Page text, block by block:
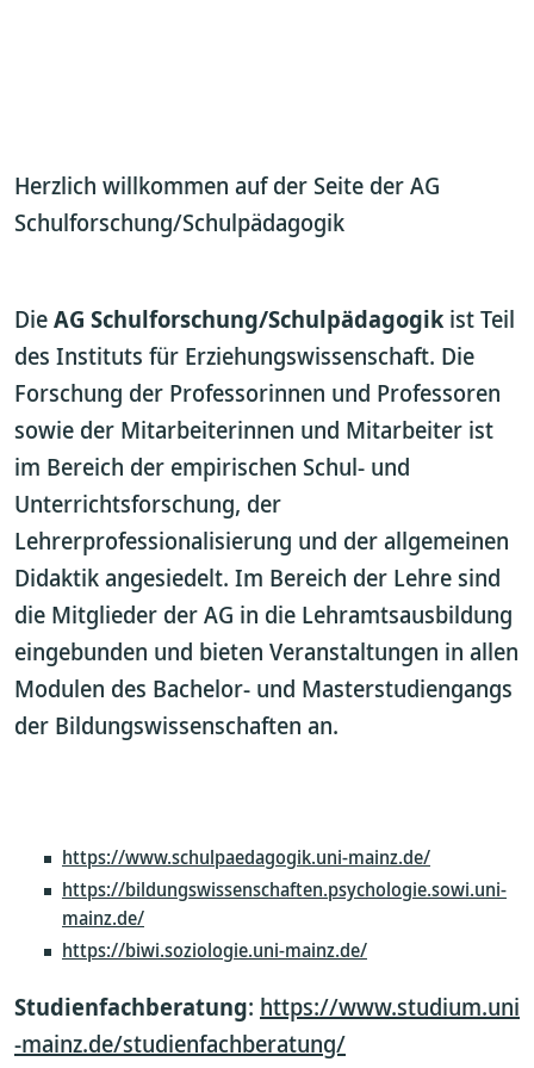
Herzlich willkommen auf der Seite der AG
Schulforschung/Schulpädagogik
DieAG Schulforschung/Schulpädagogik ist Teil
des Instituts für Erziehungswissenschaft. Die
Forschung der Professorinnen und Professoren
sowie der Mitarbeiterinnen und Mitarbeiter ist
im Bereich der empirischen Schul- und
Unterrichtsforschung, der
Lehrerprofessionalisierung und der allgemeinen
Didaktik angesiedelt. Im Bereich der Lehre sind
die Mitglieder der AG in die Lehramtsausbildung
eingebunden und bieten Veranstaltungen in allen
Modulen des Bachelor- und Masterstudiengangs
der Bildungswissenschaften an.
https://www.schulpaedagogik.uni-mainz.de/
https://bildungswissenschaften.psychologie.sowi.uni-
mainz.de/
https://biwi.soziologie.uni-mainz.de/
Studienfachberatung: https://www.studium.uni
-mainz.de/studienfachberatung/